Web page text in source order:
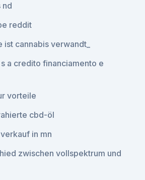
nd
reddit
cannabis verwandt_
a credito financiamento e
vorteile
cbd-öl
in mn
zwischen vollspektrum und